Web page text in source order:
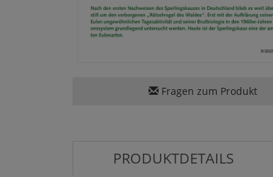
Fragen zum Produkt
PRODUKTDETAILS